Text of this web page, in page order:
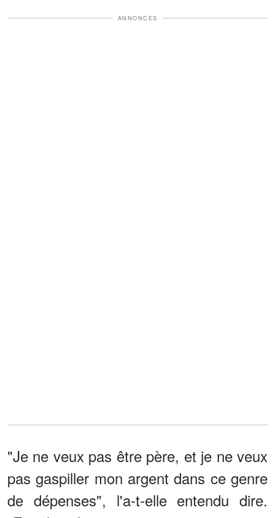
ANNONCES
"Je ne veux pas être père, et je ne veux
pas gaspiller mon argent dans ce genre
de dépenses", l'a-t-elle entendu dire.